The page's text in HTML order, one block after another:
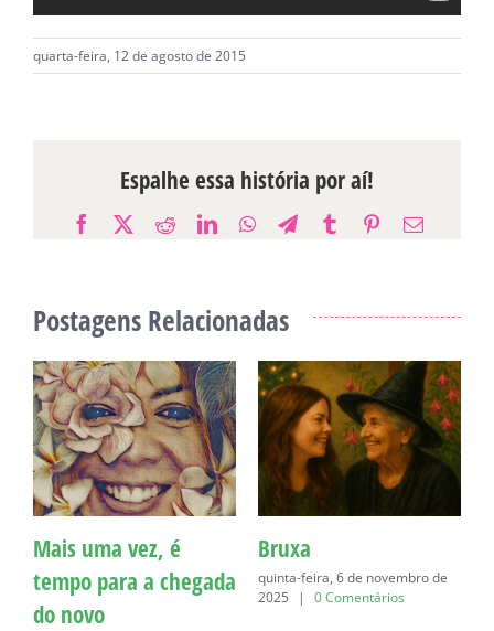
quarta-feira, 12 de agosto de 2015
Espalhe essa história por aí!
Facebook
X RedditLinkedInWhatsApp
Telegram
TumblrPinterest
E-
Postagens Relacionadas
Mais uma vez, é
tempo para a chegada
do novo
Bruxa
quinta-feira, 6 de novembro de
2025
| 0 Comentários